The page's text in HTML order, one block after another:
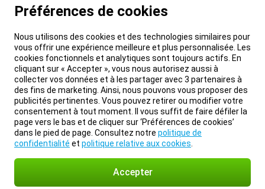
Préférences de cookies
Nous utilisons des cookies et des technologies similaires pour
vous offrir une expérience meilleure et plus personnalisée. Les
cookies fonctionnels et analytiques sont toujours actifs. En
cliquant sur « Accepter », vous nous autorisez aussi à
collecter vos données et à les partager avec 3 partenaires à
des fins de marketing. Ainsi, nous pouvons vous proposer des
publicités pertinentes. Vous pouvez retirer ou modifier votre
consentement à tout moment. Il vous suffit de faire défiler la
page vers le bas et de cliquer sur ‘Préférences de cookies’
dans le pied de page. Consultez notre politique de
confidentialité et politique relative aux cookies
Accepter